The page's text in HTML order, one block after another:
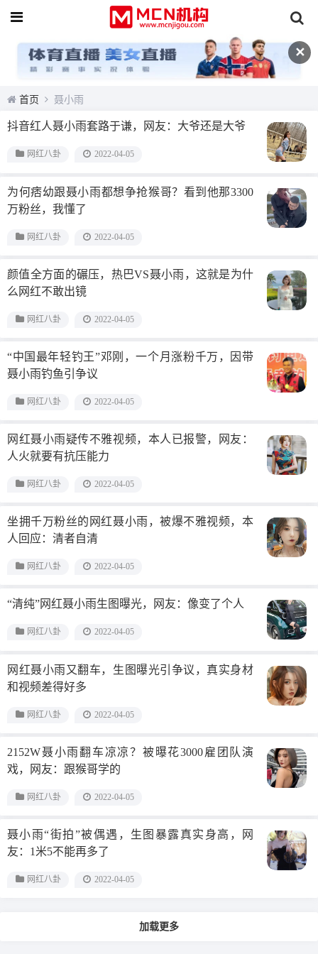
✕
首页 聂小雨
抖音红人聂小雨套路于谦，网友：大爷还是大爷
网红八卦 2022-04-05
为何痞幼跟聂小雨都想争抢猴哥？看到他那3300
万粉丝，我懂了
网红八卦 2022-04-05
颜值全方面的碾压，热巴VS聂小雨，这就是为什
么网红不敢出镜
网红八卦 2022-04-05
“中国最年轻钓王”邓刚，一个月涨粉千万，因带
聂小雨钓鱼引争议
网红八卦 2022-04-05
网红聂小雨疑传不雅视频，本人已报警，网友：
人火就要有抗压能力
网红八卦 2022-04-05
坐拥千万粉丝的网红聂小雨，被爆不雅视频，本
人回应：清者自清
网红八卦 2022-04-05
“清纯”网红聂小雨生图曝光，网友：像变了个人
网红八卦 2022-04-05
网红聂小雨又翻车，生图曝光引争议，真实身材
和视频差得好多
网红八卦 2022-04-05
2152W聂小雨翻车凉凉？被曝花3000雇团队演
戏，网友：跟猴哥学的
网红八卦 2022-04-05
聂小雨“街拍”被偶遇，生图暴露真实身高，网
友：1米5不能再多了
网红八卦 2022-04-05
加载更多